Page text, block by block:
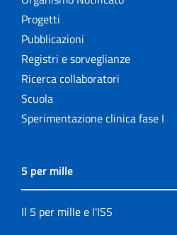
Progetti
Pubblicazioni
Registri e sorveglianze
Ricerca collaboratori
Scuola
Sperimentazione clinica fase I
5 per mille
Il 5 per mille e l'ISS